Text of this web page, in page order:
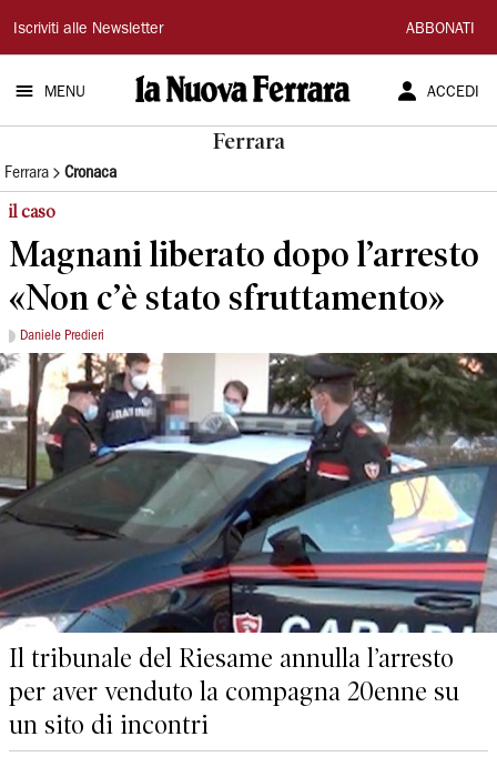
La
Nuova
Ferrara
Iscriviti alle Newsletter ABBONATI
MENU ACCEDI
Ferrara
Ferrara Cronaca
il caso
Magnani liberato dopo l’arresto
«Non c’è stato sfruttamento»
Daniele Predieri
Il tribunale del Riesame annulla l’arresto
per aver venduto la compagna 20enne su
un sito di incontri